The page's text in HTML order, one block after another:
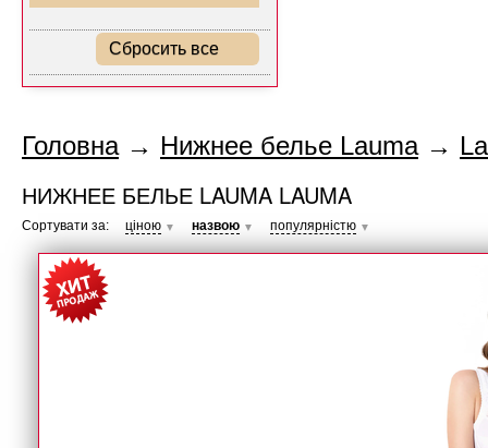
Сбросить все
Головна→ Нижнее белье Lauma→
НИЖНЕЕ БЕЛЬЕ LAUMA LAUMA
Сортувати за: ціною ▼ назвою ▼ популярністю ▼